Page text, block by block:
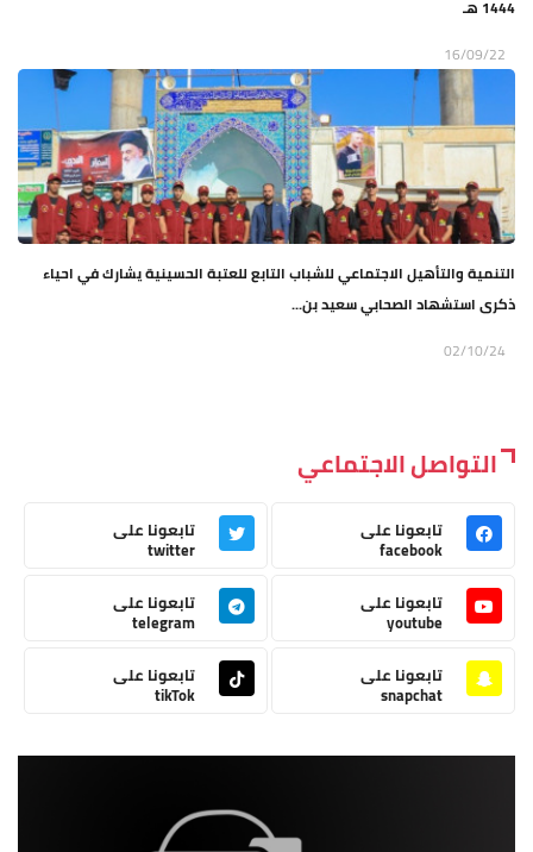
1444 هـ
16/09/22
التنمية والتأهيل الاجتماعي للشباب التابع للعتبة الحسينية يشارك في احياء
ذكرى استشهاد الصحابي سعيد بن...
02/10/24
التواصل الاجتماعي
تابعونا على
facebook
تابعونا على
twitter
تابعونا على
youtube
تابعونا على
telegram
تابعونا على
snapchat
تابعونا على
tikTok